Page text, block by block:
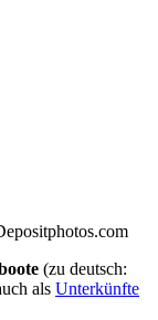
(zu deutsch:
als Unterkünfte